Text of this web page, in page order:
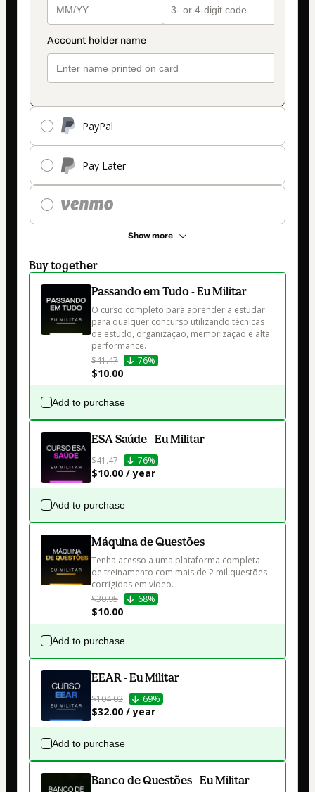
PayPal
Pay Later
Show more
Buy together
Passando em Tudo - Eu Militar
O curso completo para aprender a estudar
para qualquer concurso utilizando técnicas
de estudo, organização, memorização e alta
performance.
$41.47
76%
$10.00
Add to purchase
ESA Saúde - Eu Militar
$41.47 76%
$10.00 / year
Add to purchase
Máquina de Questões
Tenha acesso a uma plataforma completa
de treinamento com mais de 2 mil questões
corrigidas em vídeo.
$30.95
68%
$10.00
Add to purchase
EEAR - Eu Militar
$104.02 69%
$32.00 / year
Add to purchase
Banco de Questões - Eu Militar